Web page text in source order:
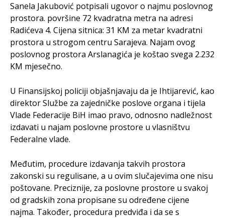
Sanela Jakubović potpisali ugovor o najmu poslovnog
prostora. površine 72 kvadratna metra na adresi
Radićeva 4. Cijena sitnica: 31 KM za metar kvadratni
prostora u strogom centru Sarajeva. Najam ovog
poslovnog prostora Arslanagića je koštao svega 2.232
KM mjesečno.
U Finansijskoj policiji objašnjavaju da je Ihtijarević, kao
direktor Službe za zajedničke poslove organa i tijela
Vlade Federacije BiH imao pravo, odnosno nadležnost
izdavati u najam poslovne prostore u vlasništvu
Federalne vlade.
Međutim, procedure izdavanja takvih prostora
zakonski su regulisane, a u ovim slučajevima one nisu
poštovane. Preciznije, za poslovne prostore u svakoj
od gradskih zona propisane su određene cijene
najma. Također, procedura predviđa i da se s